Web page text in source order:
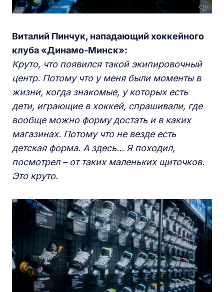
Виталий Пинчук, нападающий хоккейного
клуба «Динамо-Минск»:
Круто, что появился такой экипировочный
центр. Потому что у меня были моменты в
жизни, когда знакомые, у которых есть
дети, играющие в хоккей, спрашивали, где
вообще можно форму достать и в каких
магазинах. Потому что не везде есть
детская форма. А здесь... Я походил,
посмотрел – от таких маленьких щиточков.
Это круто.